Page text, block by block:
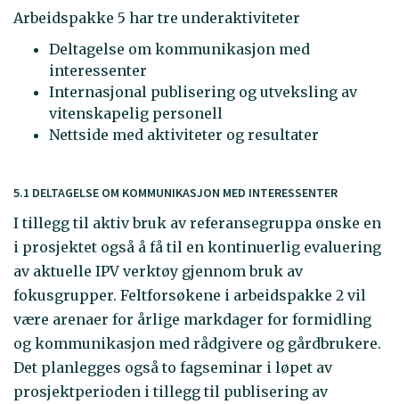
Arbeidspakke 5 har tre underaktiviteter
Deltagelse om kommunikasjon med
interessenter
Internasjonal publisering og utveksling av
vitenskapelig personell
Nettside med aktiviteter og resultater
5.1 DELTAGELSE OM KOMMUNIKASJON MED INTERESSENTER
I tillegg til aktiv bruk av referansegruppa ønske en
i prosjektet også å få til en kontinuerlig evaluering
av aktuelle IPV verktøy gjennom bruk av
fokusgrupper. Feltforsøkene i arbeidspakke 2 vil
være arenaer for årlige markdager for formidling
og kommunikasjon med rådgivere og gårdbrukere.
Det planlegges også to fagseminar i løpet av
prosjektperioden i tillegg til publisering av